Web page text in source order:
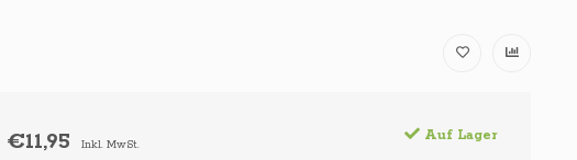
€11,95 Inkl. MwSt.
Auf Lager